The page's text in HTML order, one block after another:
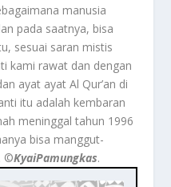
manusia
pada saatnya, bisa
sesuai saran mistis
kami rawat dan dengan
ayat ayat Al Qur’an di
itu adalah kembaran
meninggal tahun 1996
bisa manggut-
©️KyaiPamungkas.